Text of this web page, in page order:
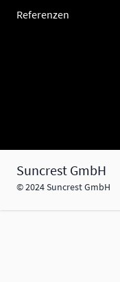
Referenzen
Suncrest GmbH
© 2024 Suncrest GmbH